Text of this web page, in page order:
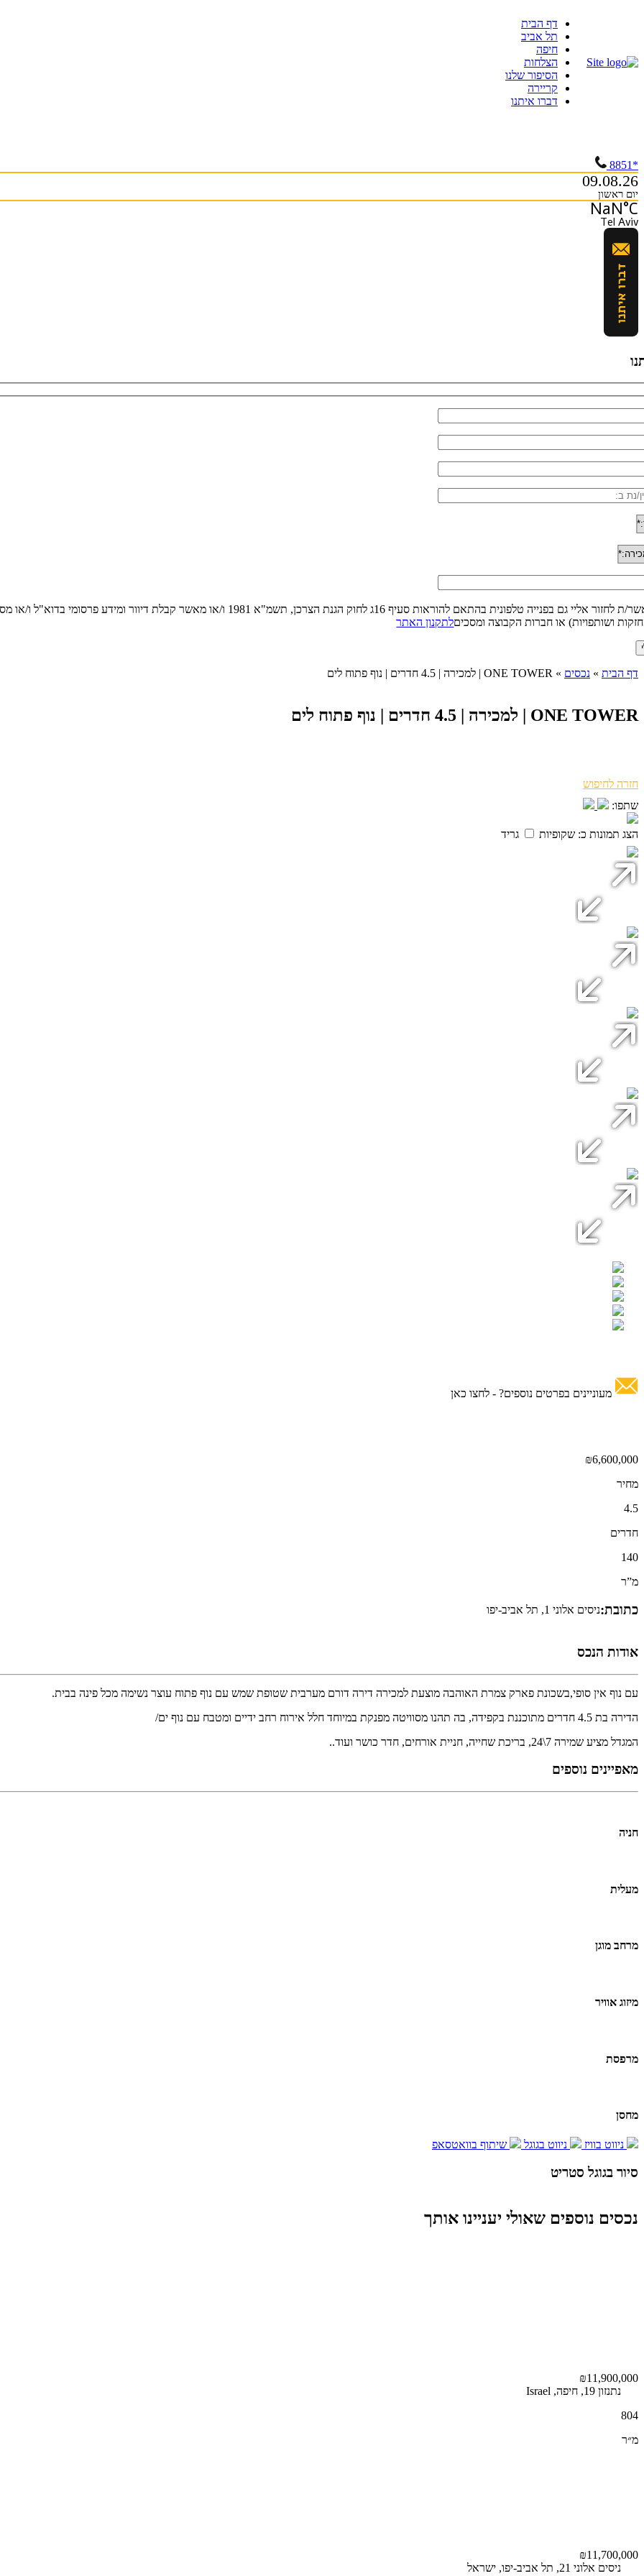
דף הבית
תל אביב
חיפה
הצלחות
הסיפור שלנו
קריירה
דברו איתנו
*8851
09.08.26
יום ראשון
NaN°C
Tel Aviv
ושותפויות) או חברות הקבוצה ומסכיםלתקנון האתר
דף הבית » נכסים » ONE TOWER | למכירה | 4.5 חדרים | נוף פתוח לים
ONE TOWER | למכירה | 4.5 חדרים | נוף פתוח לים
חזרה לחיפוש
שתפו:
הצג תמונות כ: שקופיות גריד
מעוניינים בפרטים נוספים? - לחצו כאן
₪6,600,000
מחיר
4.5
חדרים
140
מ”ר
כתובת:ניסים אלוני 1, תל אביב-יפו
אודות הנכס
עם נוף אין סופי,בשכונת פארק צמרת האוהבה מוצעת למכירה דירה דורם מערבית שטופת שמש עם נוף פתוח עוצר נשימה מכל פינה בבית.
הדירה בת 4.5 חדרים מתוכננת בקפידה, בה תהנו מסוויטה מפנקת במיוחד חלל אירוח רחב ידיים ומטבח עם נוף ים/
המגדל מציע שמירה 7\24, בריכת שחייה, חניית אורחים, חדר כושר ועוד..
מאפיינים נוספים
חניה
מעלית
מרחב מוגן
מיזוג אוויר
מרפסת
מחסן
ניווט בוויז ניווט בגוגל שיתוף בוואטסאפ
סיור בגוגל סטריט
נכסים נוספים שאולי יעניינו אותך
₪11,900,000
נתנזון 19, חיפה, Israel
804
מ״ר
₪11,700,000
ניסים אלוני 21, תל אביב-יפו, ישראל